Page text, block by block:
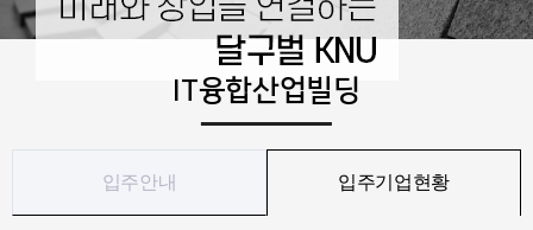
IT융합산업빌딩
입주안내 입주기업현황